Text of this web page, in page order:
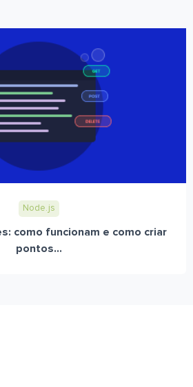
Node.js
como funcionam e como criar
pontos...